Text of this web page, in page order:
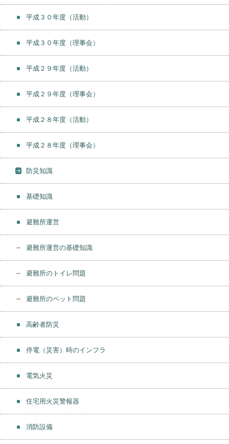
平成３０年度（活動）
平成３０年度（理事会）
平成２９年度（活動）
平成２９年度（理事会）
平成２８年度（活動）
平成２８年度（理事会）
防災知識
基礎知識
避難所運営
避難所運営の基礎知識
避難所のトイレ問題
避難所のペット問題
高齢者防災
停電（災害）時のインフラ
電気火災
住宅用火災警報器
消防設備